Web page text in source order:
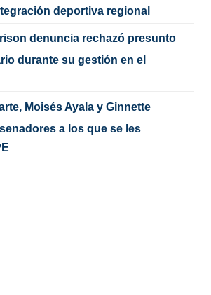
deportiva regional
denuncia rechazó presunto
durante su gestión en el
Moisés Ayala y Ginnette
a los que se les